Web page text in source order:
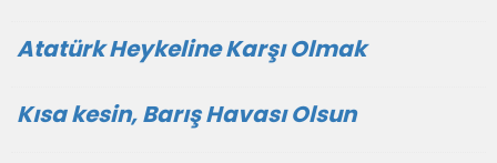
Atatürk Heykeline Karşı Olmak
Kısa kesin, Barış Havası Olsun